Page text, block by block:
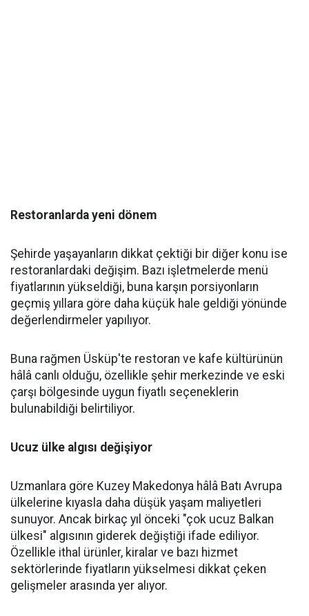
Restoranlarda yeni dönem
Şehirde yaşayanların dikkat çektiği bir diğer konu ise
restoranlardaki değişim. Bazı işletmelerde menü
fiyatlarının yükseldiği, buna karşın porsiyonların
geçmiş yıllara göre daha küçük hale geldiği yönünde
değerlendirmeler yapılıyor.
Buna rağmen Üsküp'te restoran ve kafe kültürünün
hâlâ canlı olduğu, özellikle şehir merkezinde ve eski
çarşı bölgesinde uygun fiyatlı seçeneklerin
bulunabildiği belirtiliyor.
Ucuz ülke algısı değişiyor
Uzmanlara göre Kuzey Makedonya hâlâ Batı Avrupa
ülkelerine kıyasla daha düşük yaşam maliyetleri
sunuyor. Ancak birkaç yıl önceki "çok ucuz Balkan
ülkesi" algısının giderek değiştiği ifade ediliyor.
Özellikle ithal ürünler, kiralar ve bazı hizmet
sektörlerinde fiyatların yükselmesi dikkat çeken
gelişmeler arasında yer alıyor.